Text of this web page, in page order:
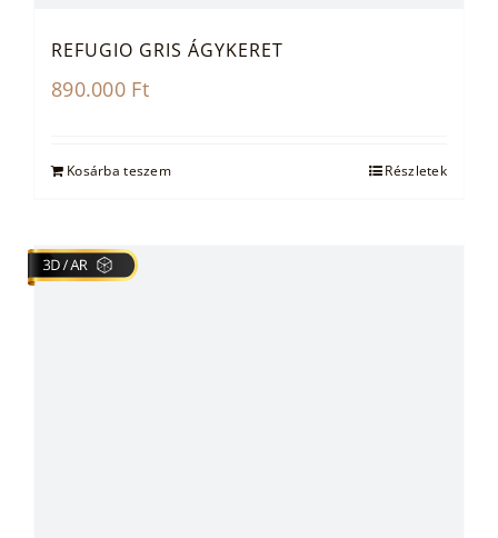
REFUGIO GRIS ÁGYKERET
890.000 Ft
Kosárba teszem Részletek